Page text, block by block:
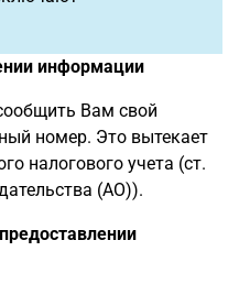
информации
Вам свой
номер. Это вытекает
налогового учета (ст.
(AO)).